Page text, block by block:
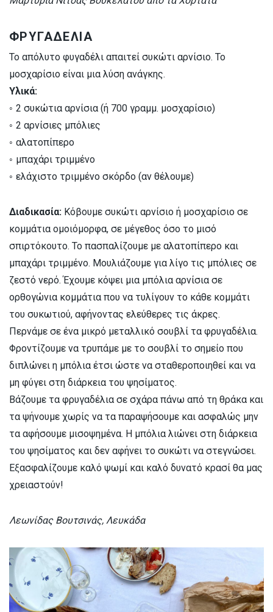
ΦΡΥΓΑΔΕΛΙΑ
Το απόλυτο φυγαδέλι απαιτεί συκώτι αρνίσιο. Το
μοσχαρίσιο είναι μια λύση ανάγκης.
Υλικά:
◦ 2 συκώτια αρνίσια (ή 700 γραμμ. μοσχαρίσιο)
◦ 2 αρνίσιες μπόλιες
◦ αλατοπίπερο
◦ μπαχάρι τριμμένο
◦ ελάχιστο τριμμένο σκόρδο (αν θέλουμε)
Διαδικασία: Κόβουμε συκώτι αρνίσιο ή μοσχαρίσιο σε
κομμάτια ομοιόμορφα, σε μέγεθος όσο το μισό
σπιρτόκουτο. Το πασπαλίζουμε με αλατοπίπερο και
μπαχάρι τριμμένο. Μουλιάζουμε για λίγο τις μπόλιες σε
ζεστό νερό. Έχουμε κόψει μια μπόλια αρνίσια σε
ορθογώνια κομμάτια που να τυλίγουν το κάθε κομμάτι
του συκωτιού, αφήνοντας ελεύθερες τις άκρες.
Περνάμε σε ένα μικρό μεταλλικό σουβλί τα φρυγαδέλια.
Φροντίζουμε να τρυπάμε με το σουβλί το σημείο που
διπλώνει η μπόλια έτσι ώστε να σταθεροποιηθεί και να
μη φύγει στη διάρκεια του ψησίματος.
Βάζουμε τα φρυγαδέλια σε σχάρα πάνω από τη θράκα και
τα ψήνουμε χωρίς να τα παραψήσουμε και ασφαλώς μην
τα αφήσουμε μισοψημένα. Η μπόλια λιώνει στη διάρκεια
του ψησίματος και δεν αφήνει το συκώτι να στεγνώσει.
Εξασφαλίζουμε καλό ψωμί και καλό δυνατό κρασί θα μας
χρειαστούν!
Λεωνίδας Βουτσινάς, Λευκάδα